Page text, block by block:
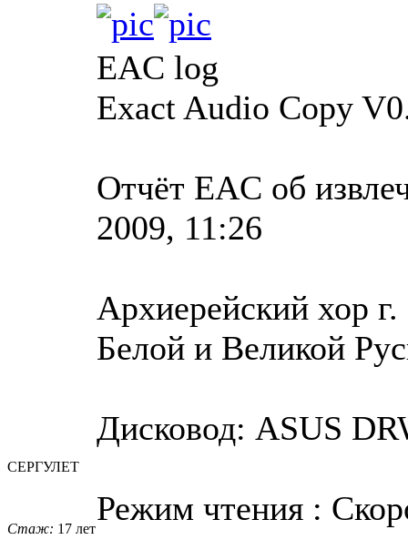
СЕРГУЛЕТ
Стаж: 17 лет
EAC log
Exact Audio Copy
Отчёт EAC об
2009, 11:26
Архиерейский хор
Белой и Великой
Дисковод: ASUS
Режим чтения :